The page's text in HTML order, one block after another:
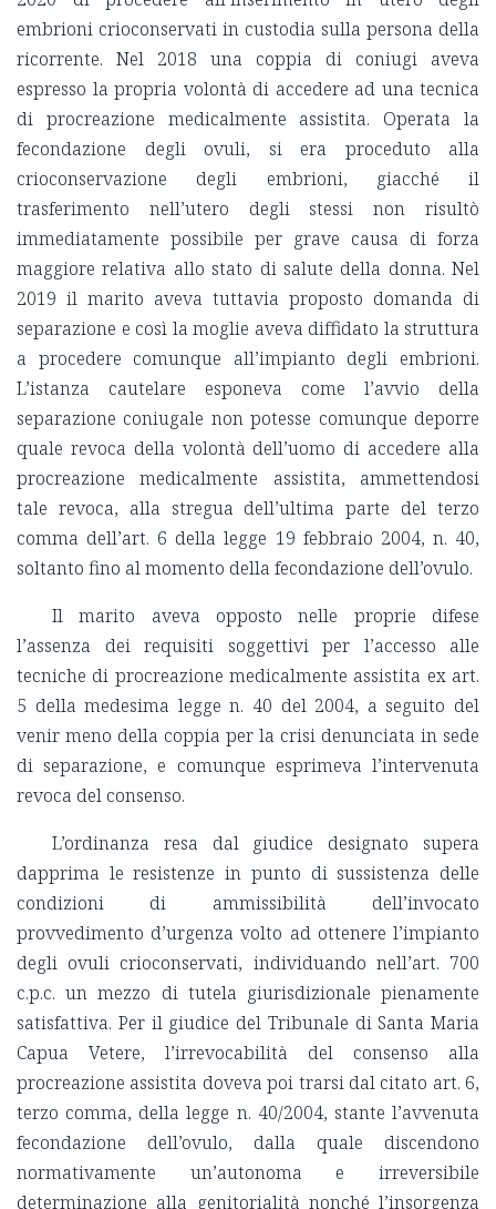
embrioni crioconservati in custodia sulla persona della
ricorrente. Nel 2018 una coppia di coniugi aveva
espresso la propria volontà di accedere ad una tecnica
di procreazione medicalmente assistita. Operata la
fecondazione degli ovuli, si era proceduto alla
crioconservazione degli embrioni, giacché il
trasferimento nell’utero degli stessi non risultò
immediatamente possibile per grave causa di forza
maggiore relativa allo stato di salute della donna. Nel
2019 il marito aveva tuttavia proposto domanda di
separazione e così la moglie aveva diffidato la struttura
a procedere comunque all’impianto degli embrioni.
L’istanza cautelare esponeva come l’avvio della
separazione coniugale non potesse comunque deporre
quale revoca della volontà dell’uomo di accedere alla
procreazione medicalmente assistita, ammettendosi
tale revoca, alla stregua dell’ultima parte del terzo
comma dell’art. 6 della legge 19 febbraio 2004, n. 40,
soltanto fino al momento della fecondazione dell’ovulo.
Il marito aveva opposto nelle proprie difese
l’assenza dei requisiti soggettivi per l’accesso alle
tecniche di procreazione medicalmente assistita ex art.
5 della medesima legge n. 40 del 2004, a seguito del
venir meno della coppia per la crisi denunciata in sede
di separazione, e comunque esprimeva l’intervenuta
revoca del consenso.
L’ordinanza resa dal giudice designato supera
dapprima le resistenze in punto di sussistenza delle
condizioni di ammissibilità dell’invocato
provvedimento d’urgenza volto ad ottenere l’impianto
degli ovuli crioconservati, individuando nell’art. 700
c.p.c. un mezzo di tutela giurisdizionale pienamente
satisfattiva. Per il giudice del Tribunale di Santa Maria
Capua Vetere, l’irrevocabilità del consenso alla
procreazione assistita doveva poi trarsi dal citato art. 6,
terzo comma, della legge n. 40/2004, stante l’avvenuta
fecondazione dell’ovulo, dalla quale discendono
normativamente un’autonoma e irreversibile
determinazione alla genitorialità nonché l’insorgenza